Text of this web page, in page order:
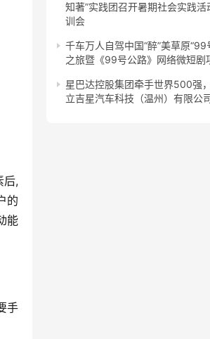
后,
的
能
手
知著”实践团召开暑期社会实践活
训会
千车万人自驾中国“醉”美草原“99
之旅暨《99号公路》网络微短剧
星巴达控股集团牵手世界500强
立吉星汽车科技（温州）有限公